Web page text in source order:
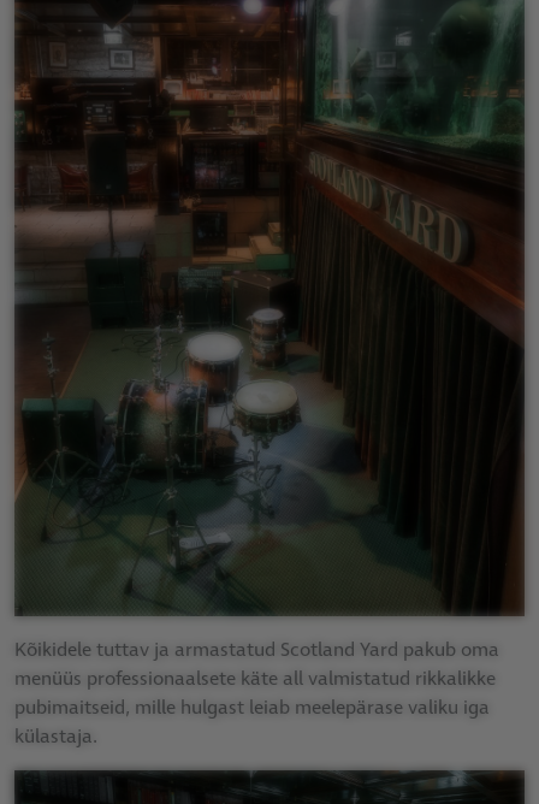
Kõikidele tuttav ja armastatud Scotland Yard pakub oma
menüüs professionaalsete käte all valmistatud rikkalikke
pubimaitseid, mille hulgast leiab meelepärase valiku iga
külastaja.